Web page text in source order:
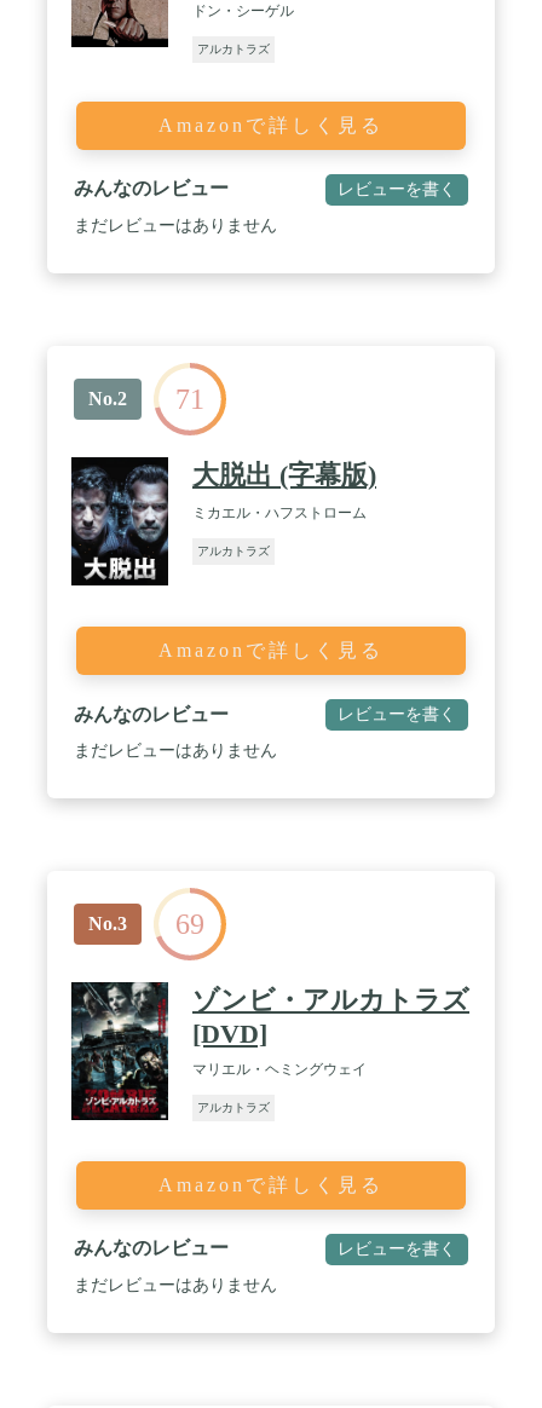
ドン・シーゲル
アルカトラズ
Amazonで詳しく見る
みんなのレビュー レビューを書く
まだレビューはありません
No.2 71
大脱出 (字幕版)
ミカエル・ハフストローム
アルカトラズ
Amazonで詳しく見る
みんなのレビュー レビューを書く
まだレビューはありません
No.3 69
ゾンビ・アルカトラズ
[DVD]
マリエル・ヘミングウェイ
アルカトラズ
Amazonで詳しく見る
みんなのレビュー レビューを書く
まだレビューはありません